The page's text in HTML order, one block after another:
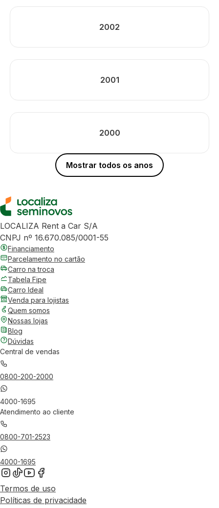
2002
2001
2000
Mostrar todos os anos
LOCALIZA Rent a Car S/A
CNPJ nº 16.670.085/0001-55
Financiamento
Parcelamento no cartão
Carro na troca
Tabela Fipe
Carro Ideal
Venda para lojistas
Quem somos
Nossas lojas
Blog
Dúvidas
Central de vendas
0800-200-2000
4000-1695
Atendimento ao cliente
0800-701-2523
4000-1695
Termos de uso
Políticas de privacidade